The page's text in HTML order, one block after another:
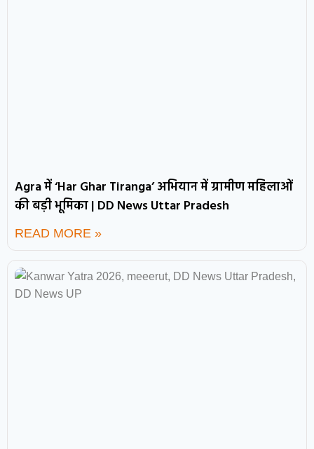
Agra में ‘Har Ghar Tiranga’ अभियान में ग्रामीण महिलाओं
की बड़ी भूमिका | DD News Uttar Pradesh
READ MORE »